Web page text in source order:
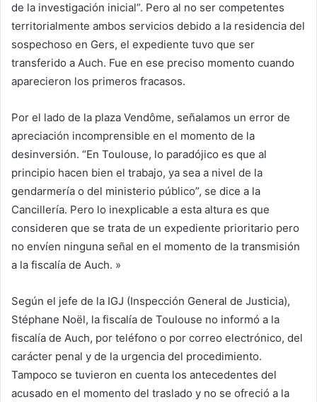
de la investigación inicial”. Pero al no ser competentes
territorialmente ambos servicios debido a la residencia del
sospechoso en Gers, el expediente tuvo que ser
transferido a Auch. Fue en ese preciso momento cuando
aparecieron los primeros fracasos.
Por el lado de la plaza Vendôme, señalamos un error de
apreciación incomprensible en el momento de la
desinversión. “En Toulouse, lo paradójico es que al
principio hacen bien el trabajo, ya sea a nivel de la
gendarmería o del ministerio público”, se dice a la
Cancillería. Pero lo inexplicable a esta altura es que
consideren que se trata de un expediente prioritario pero
no envíen ninguna señal en el momento de la transmisión
a la fiscalía de Auch. »
Según el jefe de la IGJ (Inspección General de Justicia),
Stéphane Noël, la fiscalía de Toulouse no informó a la
fiscalía de Auch, por teléfono o por correo electrónico, del
carácter penal y de la urgencia del procedimiento.
Tampoco se tuvieron en cuenta los antecedentes del
acusado en el momento del traslado y no se ofreció a la